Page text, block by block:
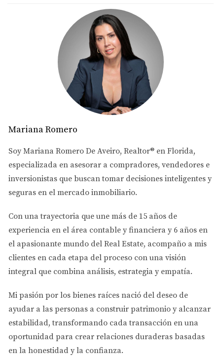
Doral es más que un centro empresarial; es un lugar
donde la cultura y el arte florecen. La presencia de
galerías y museos cercanos ofrece a los residentes
oportunidades para disfrutar de exposiciones y eventos
culturales, impactando directamente en el mercado
inmobiliario. Las áreas cercanas a instituciones
culturales suelen tener un mayor atractivo para los
compradores e inversores.
Museos y Galerías en Doral
Laelanie Art Gallery
Ubicada en Doral, esta galería se especializa en arte
contemporáneo vibrante y colorido. Sus exposiciones
han atraído tanto a residentes como a visitantes,
convirtiéndose en un punto de referencia cultural.
Roy Rodriguez Fine Arts
También en Doral, esta galería se centra en obras de
artistas locales y latinoamericanos, ofreciendo un
espacio para la creatividad y el intercambio cultural.
Cubaocho Museum & Performing Arts Center
Aunque está en el área metropolitana de Miami, muy
cerca de Doral, este museo es clave para la comunidad
hispana. Exhibe arte cubano y organiza conciertos y
Mariana Romero
Soy Mariana Romero De Aveiro, Realtor® en Florida,
especializada en asesorar a compradores, vendedores e
inversionistas que buscan tomar decisiones inteligentes y
seguras en el mercado inmobiliario.
Con una trayectoria que une más de 15 años de
experiencia en el área contable y financiera y 6 años en
el apasionante mundo del Real Estate, acompaño a mis
clientes en cada etapa del proceso con una visión
integral que combina análisis, estrategia y empatía.
Mi pasión por los bienes raíces nació del deseo de
ayudar a las personas a construir patrimonio y alcanzar
estabilidad, transformando cada transacción en una
oportunidad para crear relaciones duraderas basadas
en la honestidad y la confianza.